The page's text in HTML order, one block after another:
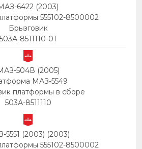
6422 (2003)
555102-8500002
Брызговик
503А-8511110-01
504В (2005)
МАЗ-5549
платформы в сборе
503А-8511110
5551 (2003) (2003)
555102-8500002